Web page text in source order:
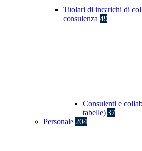
Titolari di incarichi di
consulenza 49
Consulenti e
tabelle) 37
Personale 204